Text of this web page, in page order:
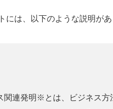
には、以下のような説明があ
関連発明※とは、ビジネス方